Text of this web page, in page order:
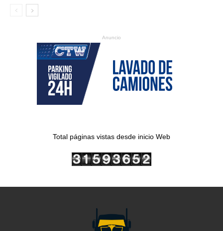
Anuncio
Total páginas vistas desde inicio Web